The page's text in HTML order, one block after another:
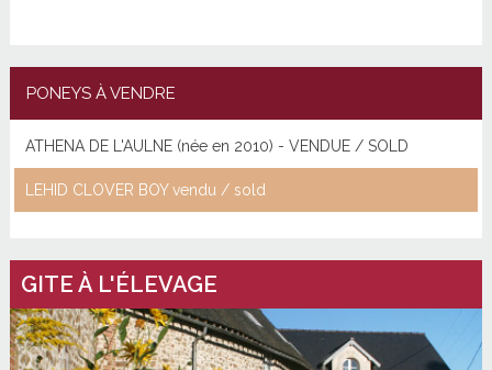
PONEYS À VENDRE
ATHENA DE L'AULNE (née en 2010) - VENDUE / SOLD
LEHID CLOVER BOY vendu / sold
GITE À L'ÉLEVAGE